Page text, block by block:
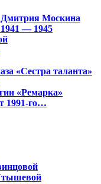
Дмитрия Москина
— 1945
«Сестра таланта»
«Ремарка»
1991-го…